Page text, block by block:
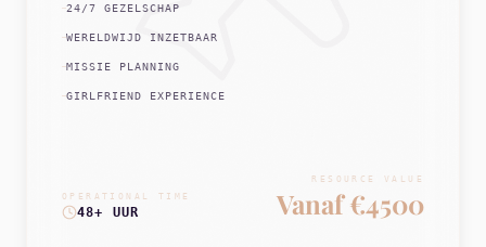
24/7 GEZELSCHAP
WERELDWIJD INZETBAAR
MISSIE PLANNING
GIRLFRIEND EXPERIENCE
OPERATIONAL TIME
48+ UUR
RESOURCE VALUE
Vanaf €4500